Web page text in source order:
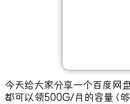
今天给大家分享一个百度网
都可以领500G/月 的容量（